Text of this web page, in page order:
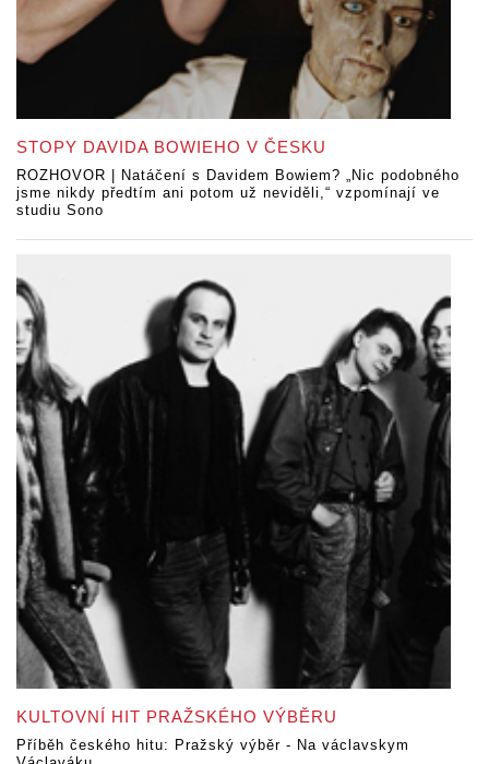
STOPY DAVIDA BOWIEHO V ČESKU
ROZHOVOR | Natáčení s Davidem Bowiem? „Nic podobného
jsme nikdy předtím ani potom už neviděli,“ vzpomínají ve
studiu Sono
KULTOVNÍ HIT PRAŽSKÉHO VÝBĚRU
Příběh českého hitu: Pražský výběr - Na václavskym